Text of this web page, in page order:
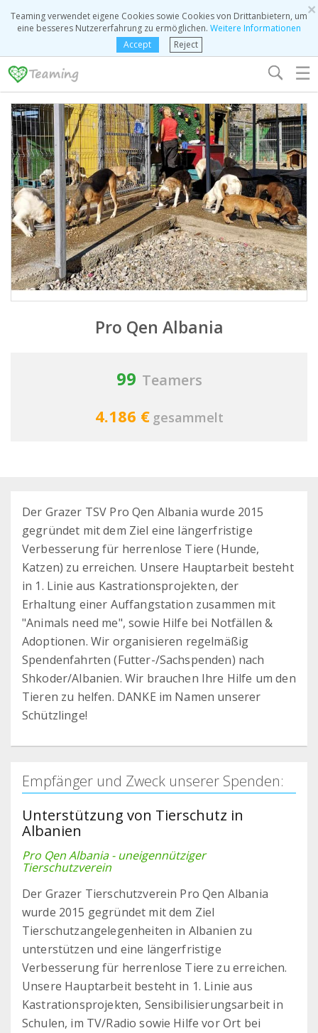
×
Teaming verwendet eigene Cookies sowie Cookies von Drittanbietern, um
eine besseres Nutzererfahrung zu ermöglichen. Weitere Informationen
Accept
Reject
☰
Pro Qen Albania
99 Teamers
4.186 € gesammelt
Der Grazer TSV Pro Qen Albania wurde 2015
gegründet mit dem Ziel eine längerfristige
Verbesserung für herrenlose Tiere (Hunde,
Katzen) zu erreichen. Unsere Hauptarbeit besteht
in 1. Linie aus Kastrationsprojekten, der
Erhaltung einer Auffangstation zusammen mit
"Animals need me", sowie Hilfe bei Notfällen &
Adoptionen. Wir organisieren regelmäßig
Spendenfahrten (Futter-/Sachspenden) nach
Shkoder/Albanien. Wir brauchen Ihre Hilfe um den
Tieren zu helfen. DANKE im Namen unserer
Schützlinge!
Empfänger und Zweck unserer Spenden:
Unterstützung von Tierschutz in
Albanien
Pro Qen Albania - uneigennütziger
Tierschutzverein
Der Grazer Tierschutzverein Pro Qen Albania
wurde 2015 gegründet mit dem Ziel
Tierschutzangelegenheiten in Albanien zu
unterstützen und eine längerfristige
Verbesserung für herrenlose Tiere zu erreichen.
Unsere Hauptarbeit besteht in 1. Linie aus
Kastrationsprojekten, Sensibilisierungsarbeit in
Schulen, im TV/Radio sowie Hilfe vor Ort bei